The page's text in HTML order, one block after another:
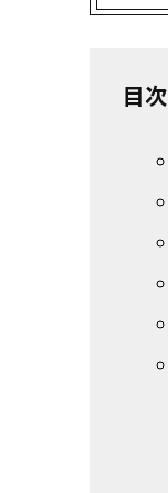
目次